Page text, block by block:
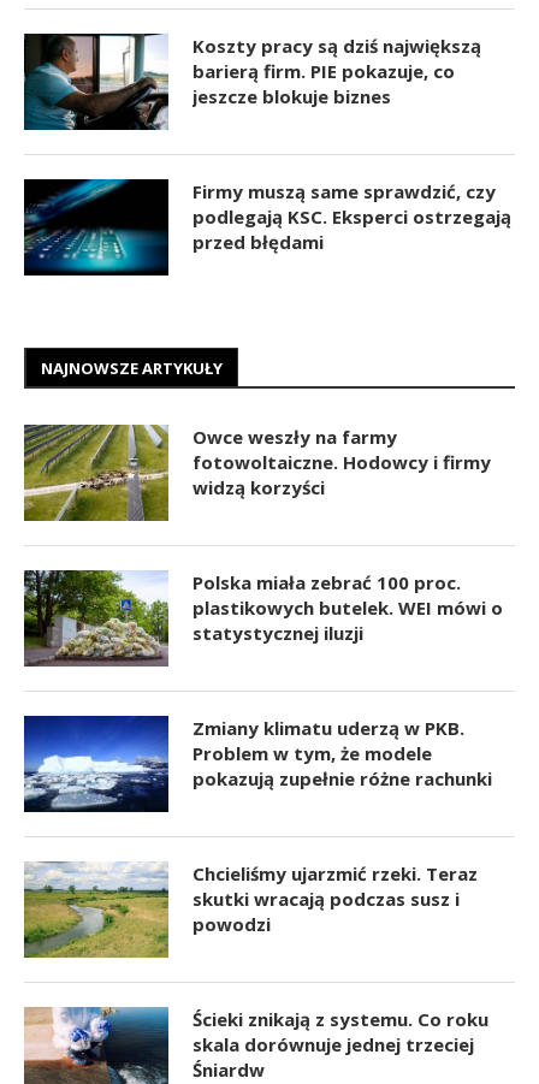
Koszty pracy są dziś największą
barierą firm. PIE pokazuje, co
jeszcze blokuje biznes
Firmy muszą same sprawdzić, czy
podlegają KSC. Eksperci ostrzegają
przed błędami
NAJNOWSZE ARTYKUŁY
Owce weszły na farmy
fotowoltaiczne. Hodowcy i firmy
widzą korzyści
Polska miała zebrać 100 proc.
plastikowych butelek. WEI mówi o
statystycznej iluzji
Zmiany klimatu uderzą w PKB.
Problem w tym, że modele
pokazują zupełnie różne rachunki
Chcieliśmy ujarzmić rzeki. Teraz
skutki wracają podczas susz i
powodzi
Ścieki znikają z systemu. Co roku
skala dorównuje jednej trzeciej
Śniardw